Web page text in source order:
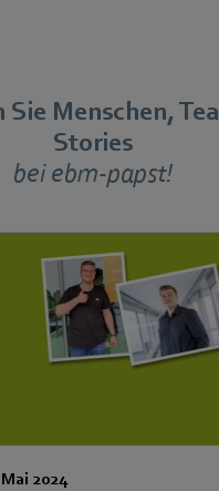
Sie Menschen,
Stories
bei ebm-papst!
2024